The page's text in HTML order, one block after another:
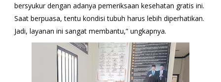
bersyukur dengan adanya pemeriksaan kesehatan gratis ini.
Saat berpuasa, tentu kondisi tubuh harus lebih diperhatikan.
Jadi, layanan ini sangat membantu,” ungkapnya.